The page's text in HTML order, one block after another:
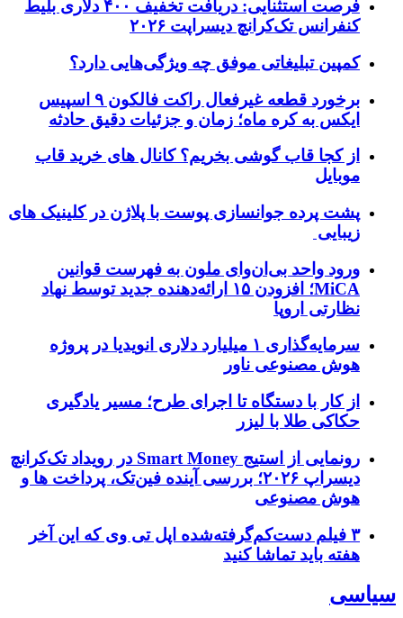
فرصت استثنایی: دریافت تخفیف ۴۰۰ دلاری بلیط
کنفرانس تک‌کرانچ دیسراپت ۲۰۲۶
کمپین تبلیغاتی موفق چه ویژگی‌هایی دارد؟
برخورد قطعه غیرفعال راکت فالکون ۹ اسپیس
ایکس به کره ماه؛ زمان و جزئیات دقیق حادثه
از کجا قاب گوشی بخریم؟ کانال های خرید قاب
موبایل
پشت پرده جوانسازی پوست با پلاژن در کلینیک های
زیبایی
ورود واحد بی‌ان‌وای ملون به فهرست قوانین
MiCA؛ افزودن ۱۵ ارائه‌دهنده جدید توسط نهاد
نظارتی اروپا
سرمایه‌گذاری ۱ میلیارد دلاری انویدیا در پروژه
هوش مصنوعی ناور
از کار با دستگاه تا اجرای طرح؛ مسیر یادگیری
حکاکی طلا با لیزر
رونمایی از استیج Smart Money در رویداد تک‌کرانچ
دیسراپ ۲۰۲۶؛ بررسی آینده فین‌تک، پرداخت‌ ها و
هوش مصنوعی
۳ فیلم دست‌کم‌گرفته‌شده اپل تی وی که این آخر
هفته باید تماشا کنید
سیاسی